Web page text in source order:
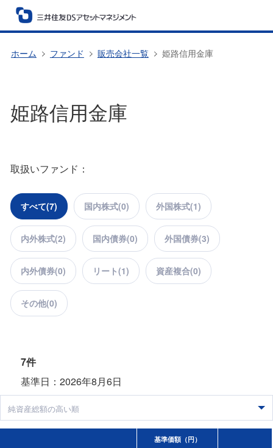
ホーム ファンド 販売会社一覧 姫路信用金庫
姫路信用金庫
取扱いファンド：
すべて(7) 国内株式(0) 外国株式(1)
内外株式(2) 国内債券(0) 外国債券(3)
内外債券(0) リート(1) 資産複合(0)
その他(0)
7件
基準日：2026年8月6日
基準価額（円）